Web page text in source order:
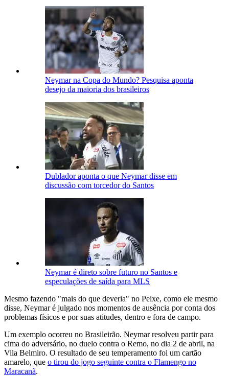
Neymar na Copa do Mundo? Pesquisa aponta
desejo da maioria dos brasileiros
Dublador aponta o que Neymar disse em
discussão com torcedor do Santos
Neymar é direto sobre futuro no Santos e
especulações de saída para MLS
Mesmo fazendo "mais do que deveria" no Peixe, como ele mesmo
disse, Neymar é julgado nos momentos de ausência por conta dos
problemas físicos e por suas atitudes, dentro e fora de campo.
Um exemplo ocorreu no Brasileirão. Neymar resolveu partir para
cima do adversário, no duelo contra o Remo, no dia 2 de abril, na
Vila Belmiro. O resultado de seu temperamento foi um cartão
amarelo, que o tirou do jogo seguinte contra o Flamengo no
Maracanã.